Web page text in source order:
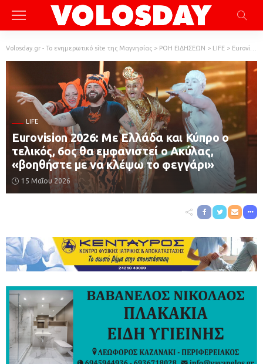
Volosday.gr - Το ενημερωτικό site της Μαγνησίας > ΡΟΗ ΕΙΔΗΣΕΩΝ > LIFE > Eurovision 2026: Με Ελλάδα και Κύπρο ο τελικός, 6ος θα εμφανιστεί ο Ακύλας, «βοηθήστε με να κλέψω το φεγγάρι»
LIFE
Eurovision 2026: Με Ελλάδα και Κύπρο ο
τελικός, 6ος θα εμφανιστεί ο Ακύλας,
«βοηθήστε με να κλέψω το φεγγάρι»
15 Μαΐου 2026